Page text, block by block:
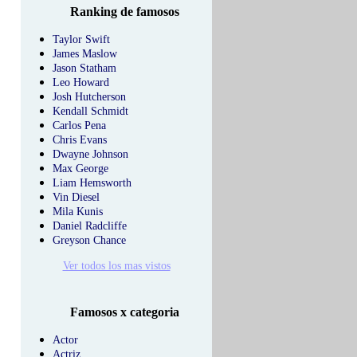
Ranking de famosos
Taylor Swift
James Maslow
Jason Statham
Leo Howard
Josh Hutcherson
Kendall Schmidt
Carlos Pena
Chris Evans
Dwayne Johnson
Max George
Liam Hemsworth
Vin Diesel
Mila Kunis
Daniel Radcliffe
Greyson Chance
Ver todos los mas vistos
Famosos x categoria
Actor
Actriz